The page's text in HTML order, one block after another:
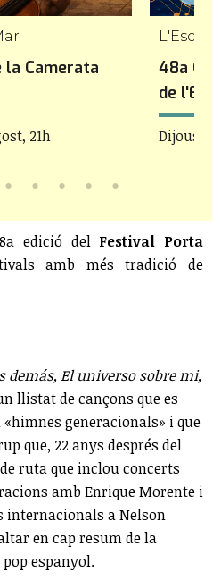
la Camerata
21h
L'Escala
48a
de
Dijous 6
edició del Festival Porta
amb més tradició de
demás, El universo sobre mi,
llistat de cançons que es
generacionals» i que
que, 22 anys després del
ruta que inclou concerts
amb Enrique Morente i
a Nelson
en cap resum de la
espanyol.